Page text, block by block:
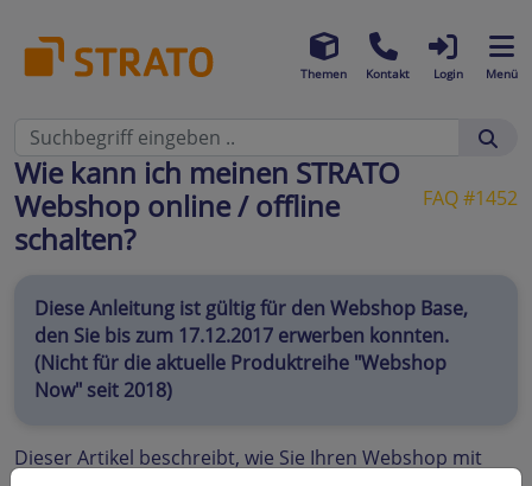
Themen Kontakt Login Menü
FAQ #1452
Wie kann ich meinen STRATO
Webshop online / offline
schalten?
Diese Anleitung ist gültig für den Webshop Base,
den Sie bis zum 17.12.2017 erwerben konnten.
(Nicht für die aktuelle Produktreihe "Webshop
Now" seit 2018)
Dieser Artikel beschreibt, wie Sie Ihren Webshop mit